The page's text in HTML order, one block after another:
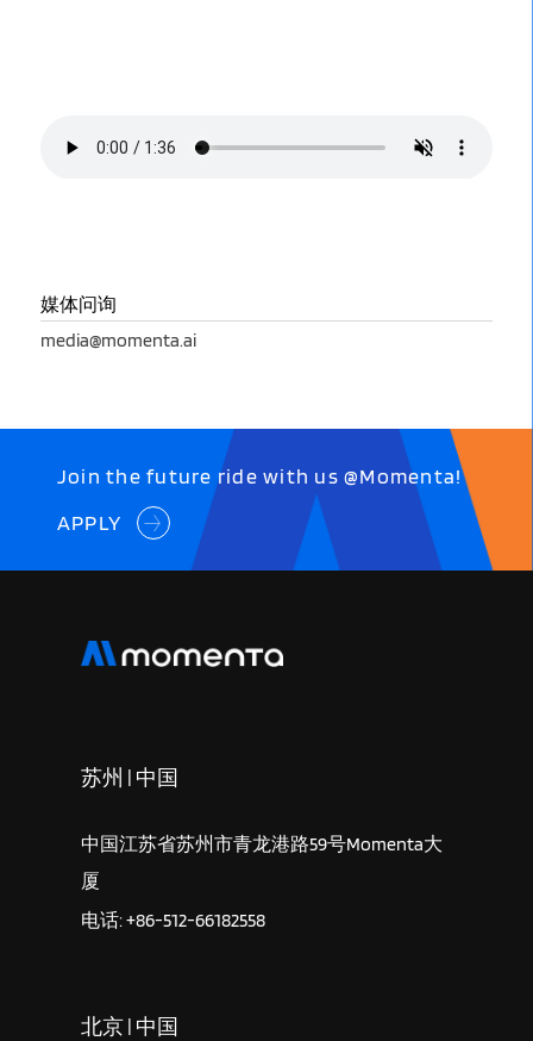
媒体问询
media@momenta.ai
Join the future ride with us @Momenta!
APPLY
苏州 | 中国
中国江苏省苏州市青龙港路59号Momenta大
厦
电话: +86-512-66182558
北京 | 中国